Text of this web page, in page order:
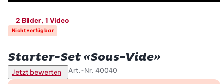
2 Bilder, 1 Video
Nicht verfügbar
Starter-Set «Sous-Vide»
Jetzt bewerten Art.-Nr. 40040